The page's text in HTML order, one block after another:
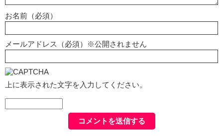
お名前（必須）
メールアドレス（必須）※公開されません
上に表示された文字を入力してください。